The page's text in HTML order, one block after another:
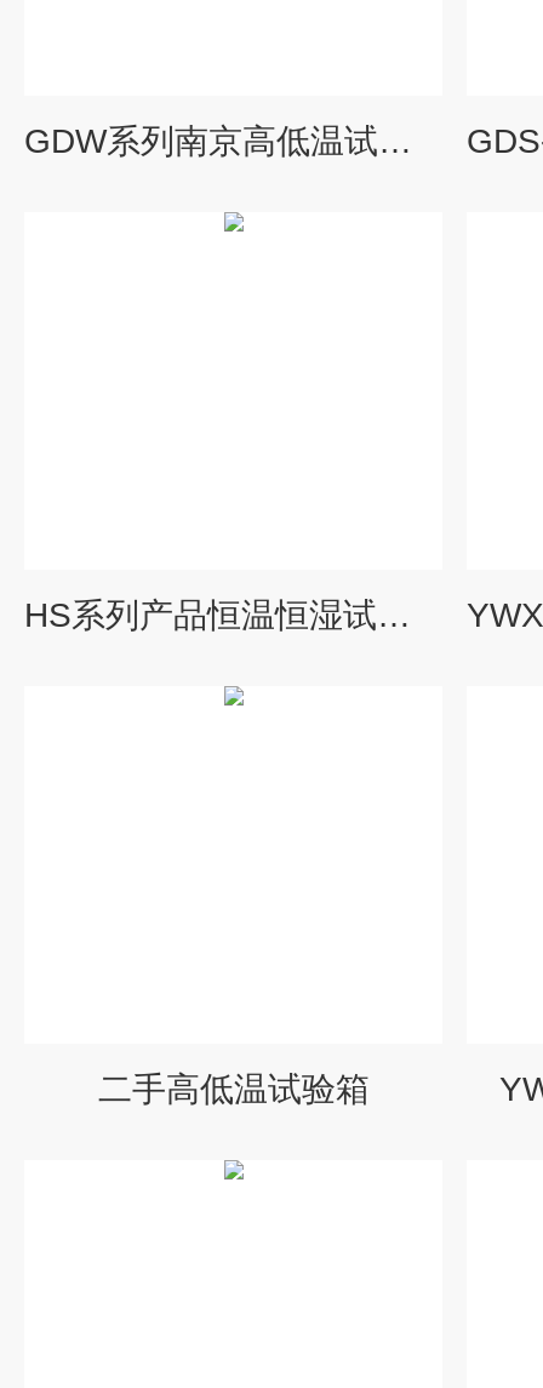
GDW系列南京高低温试验箱
HS系列产品恒温恒湿试验箱
二手高低温试验箱